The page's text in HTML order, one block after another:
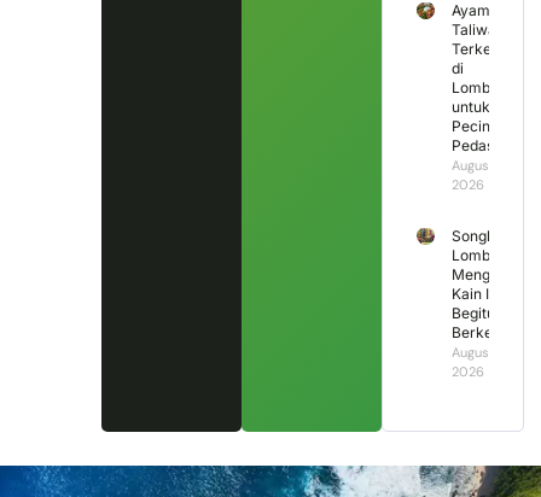
Ayam
Taliwang
Terkenal
di
Lombok
untuk
Pecinta
Pedas
August 6,
2026
Songket
Lombok
Mengapa
Kain Ini
Begitu
Berkesan?
August 5,
2026